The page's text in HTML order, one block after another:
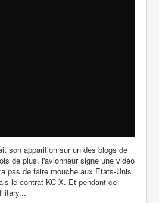
son apparition sur un des blogs de
de plus, l'avionneur signe une vidéo
pas de faire mouche aux Etats-Unis
le contrat KC-X. Et pendant ce